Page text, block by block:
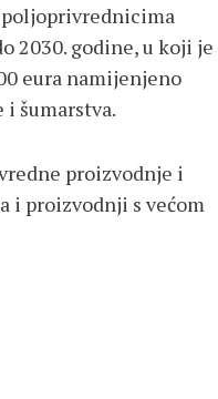
poljoprivrednicima
2030. godine, u koji je
eura namijenjeno
šumarstva.
proizvodnje i
i proizvodnji s većom